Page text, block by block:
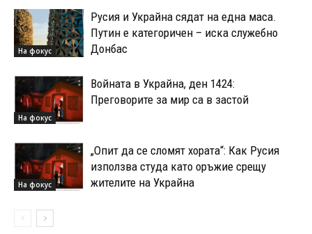
На фокус
Русия и Украйна сядат на една маса.
Путин е категоричен – иска служебно
Донбас
На фокус
Войната в Украйна, ден 1424:
Преговорите за мир са в застой
На фокус
„Опит да се сломят хората“: Как Русия
използва студа като оръжие срещу
жителите на Украйна